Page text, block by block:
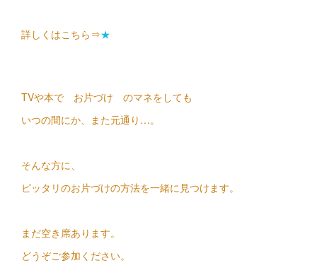
詳しくはこちら⇒★
TVや本で お片づけ のマネをしても
いつの間にか、また元通り…。
そんな方に、
ピッタリのお片づけの方法を一緒に見つけます。
まだ空き席あります。
どうぞご参加ください。